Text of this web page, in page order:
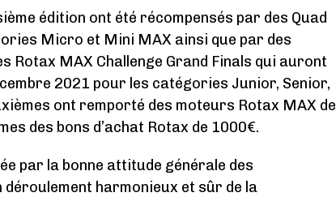
édition ont été récompensés par des Quad
Micro et Mini MAX ainsi que par des
Rotax MAX Challenge Grand Finals qui auront
2021 pour les catégories Junior, Senior,
ont remporté des moteurs Rotax MAX de
des bons d’achat Rotax de 1000€.
par la bonne attitude générale des
harmonieux et sûr de la